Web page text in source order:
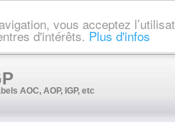
vous acceptez
d'intérêts. Plus d'infos
AOC, AOP, IGP, etc